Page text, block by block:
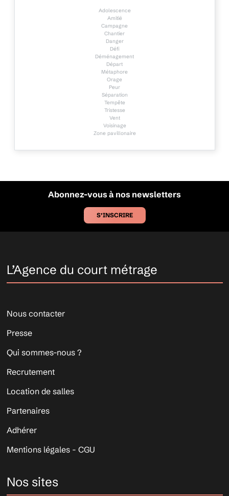
Adolescence
Amitié
Campagne
Chantier
Danger
Défi
Déménagement
Départ
Métaphore
Orage
Peur
Séparation
Tempête
Tristesse
Vent
Voisinage
Zone pavillonaire
Abonnez-vous à nos newsletters
S’INSCRIRE
L’Agence du court métrage
Nous contacter
Presse
Qui sommes-nous ?
Recrutement
Location de salles
Partenaires
Adhérer
Mentions légales - CGU
Nos sites